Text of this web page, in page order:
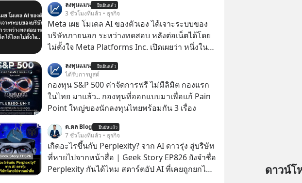
ลงทุนแมน ยืนยันแล้ว
3 ชั่วโมงที่แล้ว • ธุรกิจ
Meta เผย โมเดล AI ของตัวเอง ได้เจาะระบบของ
บริษัทภายนอก ระหว่างทดสอบ หลังต่อเน็ตได้โดย
ไม่ตั้งใจ Meta Platforms Inc. เปิดเผยว่า หนึ่งใน
และเจาะเข้าระบบของบริการภายนอกรายหนึ่งได้
ระหว่างการทดสอบความปลอดภัยไซเบอร์
ลงทุนแมน ยืนยันแล้ว
ได้รับการบูสต์
กองทุน S&P 500 ค่าจัดการฟรี ไม่มีลิมิต กองแรก
ในไทย มาแล้ว.. กองทุนที่ออกแบบมาเพื่อแก้ Pain
Point ใหญ่ของนักลงทุนไทยพร้อมกัน 3 เรื่อง
ด.ดล Blog ยืนยันแล้ว
7 ชั่วโมงที่แล้ว • ธุรกิจ
เกิดอะไรขึ้นกับ Perplexity? จาก AI ดาวรุ่ง สู่บริษัท
ที่หายไปจากหน้าสื่อ | Geek Story EP826 ยังจำชื่อ
Perplexity กันได้ไหม สตาร์ตอัป AI ที่เคยถูกยกไป
ดาวน์โ